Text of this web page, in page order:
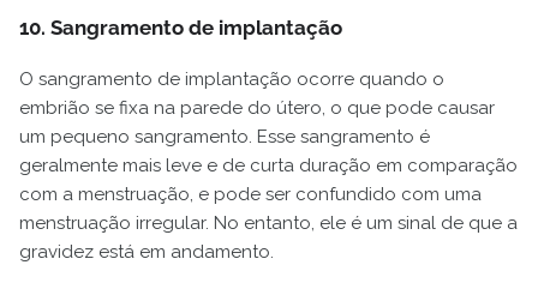
10. Sangramento de implantação
O sangramento de implantação ocorre quando o
embrião se fixa na parede do útero, o que pode causar
um pequeno sangramento. Esse sangramento é
geralmente mais leve e de curta duração em comparação
com a menstruação, e pode ser confundido com uma
menstruação irregular. No entanto, ele é um sinal de que a
gravidez está em andamento.